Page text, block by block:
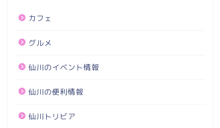
カフェ
グルメ
仙川のイベント情報
仙川の便利情報
仙川トリビア